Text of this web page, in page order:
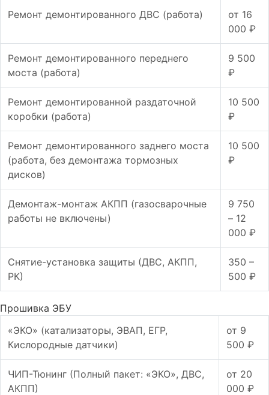
Ремонт демонтированного ДВС (работа)
от 16
000 ₽
Ремонт демонтированного переднего
моста (работа)
9 500
₽
Ремонт демонтированной раздаточной
коробки (работа)
10 500
₽
Ремонт демонтированного заднего моста
(работа, без демонтажа тормозных
дисков)
10 500
₽
Демонтаж-монтаж АКПП (газосварочные
работы не включены)
9 750
– 12
000 ₽
Снятие-установка защиты (ДВС, АКПП,
РК)
350 –
500 ₽
Прошивка ЭБУ
«ЭКО» (катализаторы, ЭВАП, ЕГР,
Кислородные датчики)
от 9
500 ₽
ЧИП-Тюнинг (Полный пакет: «ЭКО», ДВС,
АКПП)
от 20
000 ₽